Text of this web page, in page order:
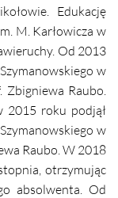
Edukację
M. Karłowicza w
Od 2013
w
Raubo.
2015 roku podjął
w
Raubo. W 2018
otrzymując
absolwenta. Od